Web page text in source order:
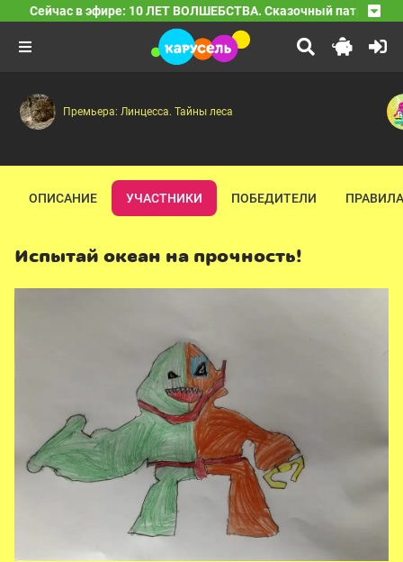
Сейчас в эфире: 10 ЛЕТ ВОЛШЕБСТВА. Сказочный патруль
04:00
10 ЛЕТ ВОЛШЕБСТВА. Сказочный патруль
Новые герои — Сердце часов — Долгожданная
Премьера: Линцесса. Тайны леса
ОПИСАНИЕ УЧАСТНИКИ ПОБЕДИТЕЛИ
Испытай океан на прочность!